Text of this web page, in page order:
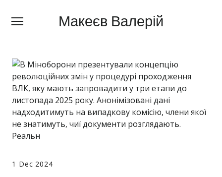
Макеєв Валерій
Макеєв Валерій
Про мене
Сфери діяльності
Правила
Ціни
Контакти
1 Dec 2024